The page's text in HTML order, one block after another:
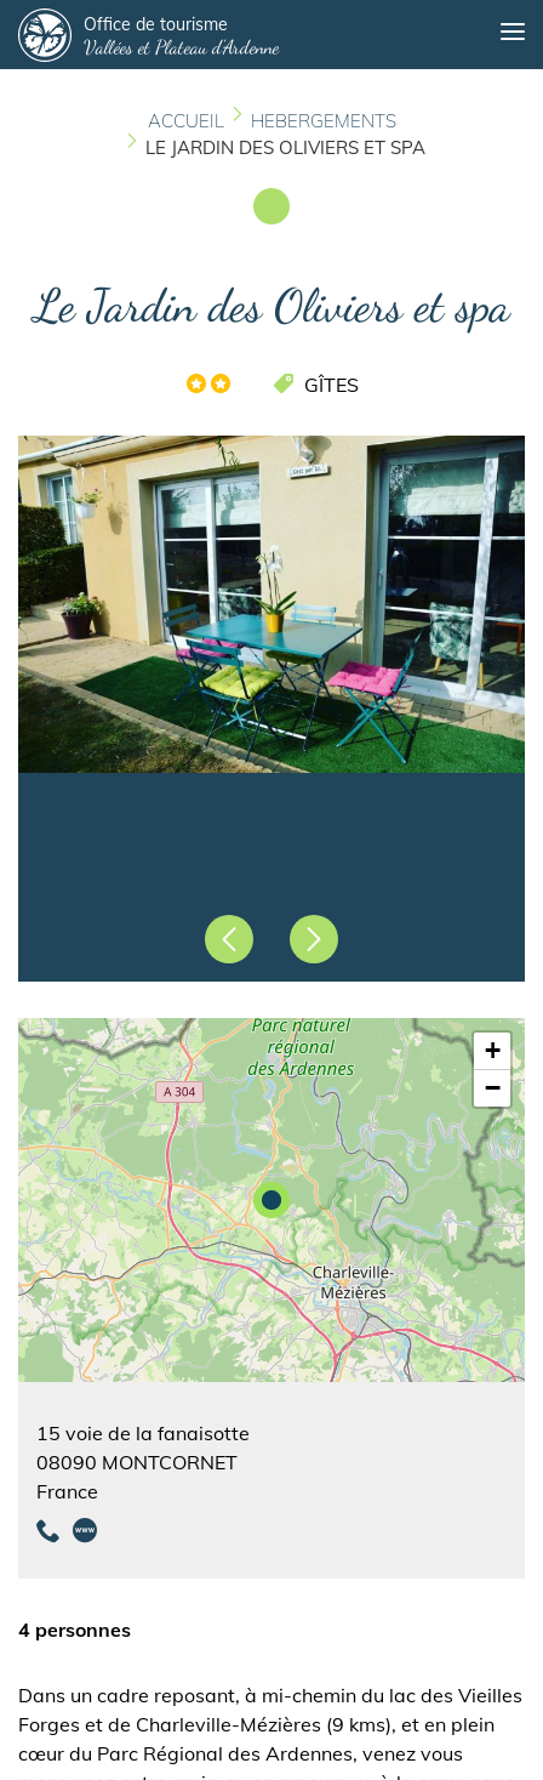
au
contenu
Office de tourisme
Vallées et Plateau d'Ardenne
ACCUEIL
HEBERGEMENTS
LE JARDIN DES OLIVIERS ET SPA
Le Jardin des Oliviers et spa
GÎTES
PrécédentSuivant
+
−
15 voie de la fanaisotte
08090 MONTCORNET
France
4 personnes
Dans un cadre reposant, à mi-chemin du lac des Vieilles
Forges et de Charleville-Mézières (9 kms), et en plein
cœur du Parc Régional des Ardennes, venez vous
Panneau de gestion des cookies